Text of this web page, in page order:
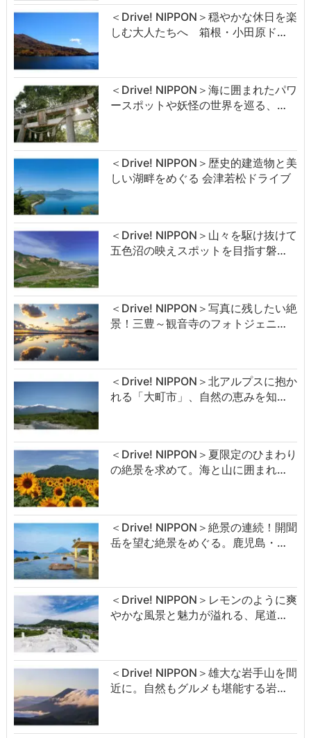
＜Drive! NIPPON＞穏やかな休日を楽
しむ大人たちへ 箱根・小田原ド…
＜Drive! NIPPON＞海に囲まれたパワ
ースポットや妖怪の世界を巡る、…
＜Drive! NIPPON＞歴史的建造物と美
しい湖畔をめぐる 会津若松ドライブ
＜Drive! NIPPON＞山々を駆け抜けて
五色沼の映えスポットを目指す磐…
＜Drive! NIPPON＞写真に残したい絶
景！三豊～観音寺のフォトジェニ…
＜Drive! NIPPON＞北アルプスに抱か
れる「大町市」、自然の恵みを知…
＜Drive! NIPPON＞夏限定のひまわり
の絶景を求めて。海と山に囲まれ…
＜Drive! NIPPON＞絶景の連続！開聞
岳を望む絶景をめぐる。鹿児島・…
＜Drive! NIPPON＞レモンのように爽
やかな風景と魅力が溢れる、尾道…
＜Drive! NIPPON＞雄大な岩手山を間
近に。自然もグルメも堪能する岩…